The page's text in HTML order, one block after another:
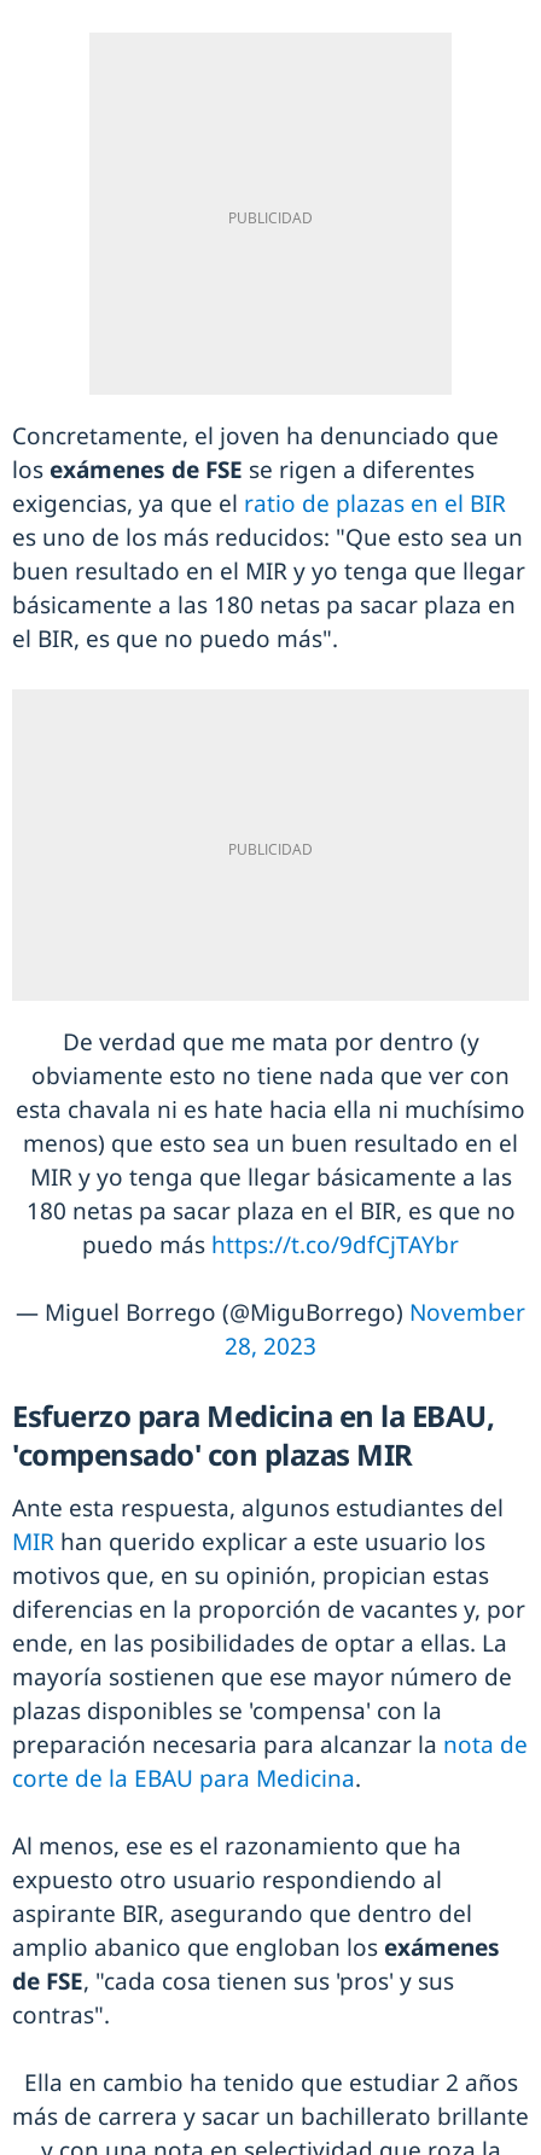
Concretamente, el joven ha denunciado que
los exámenes de FSE se rigen a diferentes
exigencias, ya que el ratio de plazas en el BIR
es uno de los más reducidos: "Que esto sea un
buen resultado en el MIR y yo tenga que llegar
básicamente a las 180 netas pa sacar plaza en
el BIR, es que no puedo más".
De verdad que me mata por dentro (y
obviamente esto no tiene nada que ver con
esta chavala ni es hate hacia ella ni muchísimo
menos) que esto sea un buen resultado en el
MIR y yo tenga que llegar básicamente a las
180 netas pa sacar plaza en el BIR, es que no
puedo más https://t.co/9dfCjTAYbr
— Miguel Borrego (@MiguBorrego) November
28, 2023
Esfuerzo para Medicina en la EBAU,
'compensado' con plazas MIR
Ante esta respuesta, algunos estudiantes del
MIR han querido explicar a este usuario los
motivos que, en su opinión, propician estas
diferencias en la proporción de vacantes y, por
ende, en las posibilidades de optar a ellas. La
mayoría sostienen que ese mayor número de
plazas disponibles se 'compensa' con la
preparación necesaria para alcanzar la nota de
corte de la EBAU para Medicina.
Al menos, ese es el razonamiento que ha
expuesto otro usuario respondiendo al
aspirante BIR, asegurando que dentro del
amplio abanico que engloban los exámenes
de FSE, "cada cosa tienen sus 'pros' y sus
contras".
Ella en cambio ha tenido que estudiar 2 años
más de carrera y sacar un bachillerato brillante